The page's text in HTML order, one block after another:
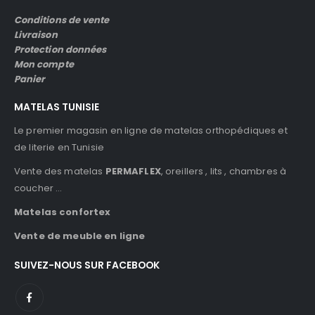
Conditions de vente
Livraison
Protection données
Mon compte
Panier
MATELAS TUNISIE
Le premier magasin en ligne de matelas orthopédiques et
de literie en Tunisie
Vente des matelas PERMAFLEX, oreillers , lits , chambres à
coucher …
Matelas confortex
Vente de meuble en ligne
SUIVEZ-NOUS SUR FACEBOOK